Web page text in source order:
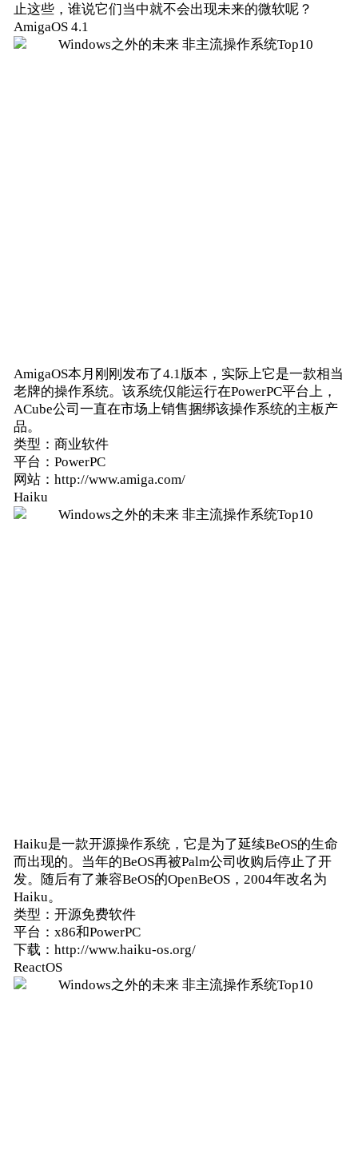
止这些，谁说它们当中就不会出现未来的微软呢？
AmigaOS 4.1
AmigaOS本月刚刚发布了4.1版本，实际上它是一款相当
老牌的操作系统。该系统仅能运行在PowerPC平台上，
ACube公司一直在市场上销售捆绑该操作系统的主板产
品。
类型：商业软件
平台：PowerPC
网站：http://www.amiga.com/
Haiku
Haiku是一款开源操作系统，它是为了延续BeOS的生命
而出现的。当年的BeOS再被Palm公司收购后停止了开
发。随后有了兼容BeOS的OpenBeOS，2004年改名为
Haiku。
类型：开源免费软件
平台：x86和PowerPC
下载：http://www.haiku-os.org/
ReactOS